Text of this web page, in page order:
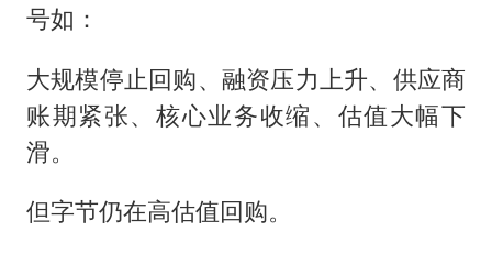
号如：
大规模停止回购、融资压力上升、供应商
账期紧张、核心业务收缩、估值大幅下
滑。
但字节仍在高估值回购。